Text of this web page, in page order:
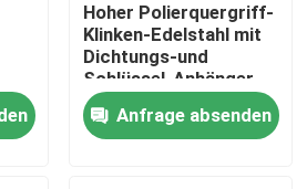
in Verbindung
Hoher Polierquergriff-
Klinken-Edelstahl mit
Dichtungs-und
Schlüssel-Anhänger-
Tür-Klinke
Anfrage absenden